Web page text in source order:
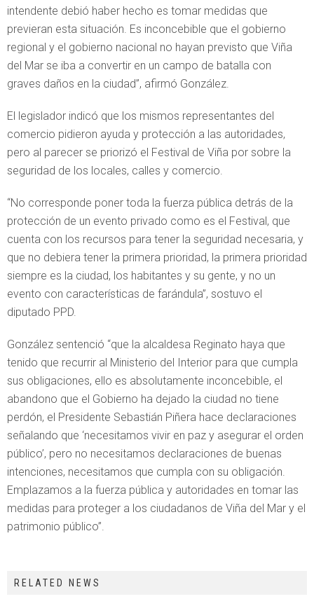
intendente debió haber hecho es tomar medidas que
previeran esta situación. Es inconcebible que el gobierno
regional y el gobierno nacional no hayan previsto que Viña
del Mar se iba a convertir en un campo de batalla con
graves daños en la ciudad”, afirmó González.
El legislador indicó que los mismos representantes del
comercio pidieron ayuda y protección a las autoridades,
pero al parecer se priorizó el Festival de Viña por sobre la
seguridad de los locales, calles y comercio.
“No corresponde poner toda la fuerza pública detrás de la
protección de un evento privado como es el Festival, que
cuenta con los recursos para tener la seguridad necesaria, y
que no debiera tener la primera prioridad, la primera prioridad
siempre es la ciudad, los habitantes y su gente, y no un
evento con características de farándula”, sostuvo el
diputado PPD.
González sentenció “que la alcaldesa Reginato haya que
tenido que recurrir al Ministerio del Interior para que cumpla
sus obligaciones, ello es absolutamente inconcebible, el
abandono que el Gobierno ha dejado la ciudad no tiene
perdón, el Presidente Sebastián Piñera hace declaraciones
señalando que ‘necesitamos vivir en paz y asegurar el orden
público’, pero no necesitamos declaraciones de buenas
intenciones, necesitamos que cumpla con su obligación.
Emplazamos a la fuerza pública y autoridades en tomar las
medidas para proteger a los ciudadanos de Viña del Mar y el
patrimonio público”.
RELATED NEWS